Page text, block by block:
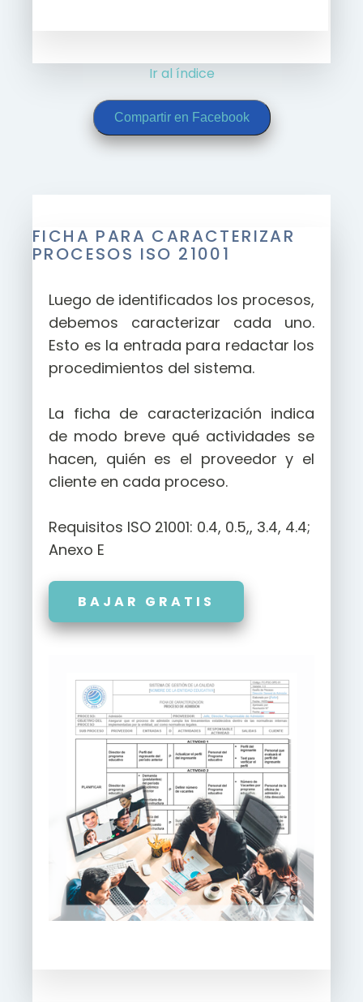
Ir al índice
Compartir en Facebook
FICHA PARA CARACTERIZAR
PROCESOS ISO 21001
Luego de identificados los procesos,
debemos caracterizar cada uno.
Esto es la entrada para redactar los
procedimientos del sistema.
La ficha de caracterización indica
de modo breve qué actividades se
hacen, quién es el proveedor y el
cliente en cada proceso.
Requisitos ISO 21001: 0.4, 0.5,, 3.4, 4.4;
Anexo E
BAJAR GRATIS